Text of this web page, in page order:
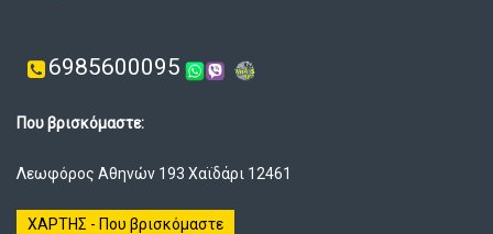
6985600095
Που βρισκόμαστε:
Λεωφόρος Αθηνών 193 Χαϊδάρι 12461
ΧΑΡΤΗΣ - Που βρισκόμαστε